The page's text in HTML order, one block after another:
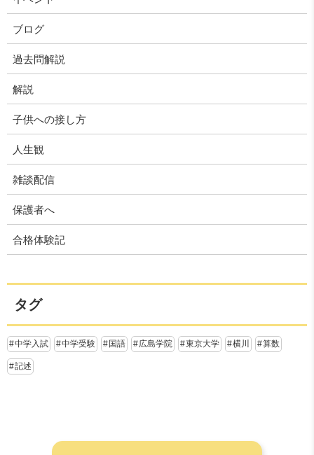
ブログ
過去問解説
解説
子供への接し方
人生観
雑談配信
保護者へ
合格体験記
タグ
中学入試 中学受験 国語 広島学院 東京大学 横川 算数
記述